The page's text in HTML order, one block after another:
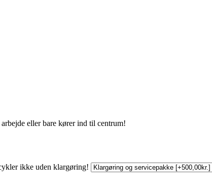
eller bare kører ind til centrum!
ikke uden klargøring!